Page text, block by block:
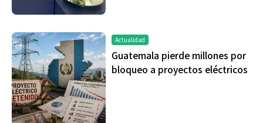
Actualidad
Guatemala pierde millones por
bloqueo a proyectos eléctricos